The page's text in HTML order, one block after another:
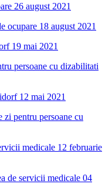
26 august 2021
ocupare 18 august 2021
19 mai 2021
persoane cu dizabilitati
12 mai 2021
zi pentru persoane cu
medicale 12 februarie
de servicii medicale 04